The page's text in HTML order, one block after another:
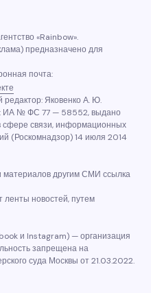
«Rainbow».
предназначено для
почта:
редактор: Яковенко А. Ю.
ИА № ФС 77 — 58552, выдано
сфере связи, информационных
(Роскомнадзор) 14 июля 2014
другим СМИ ссылка
новостей, путем
и Instagram) — организация
запрещена на
суда Москвы от 21.03.2022.